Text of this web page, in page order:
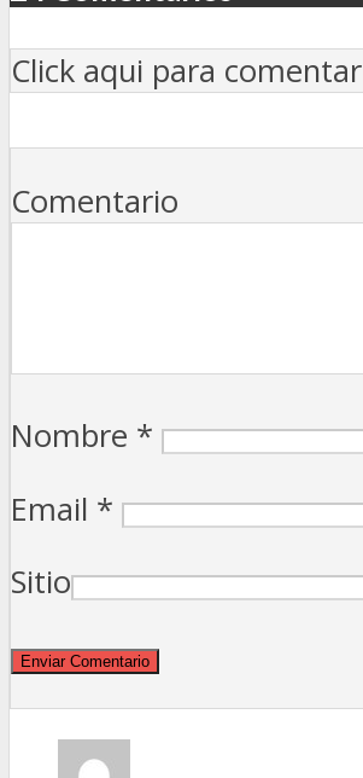
Click aqui para comentar
Comentario
Nombre *
Email *
Sitio